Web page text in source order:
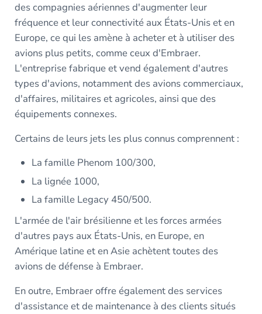
des compagnies aériennes d'augmenter leur
fréquence et leur connectivité aux États-Unis et en
Europe, ce qui les amène à acheter et à utiliser des
avions plus petits, comme ceux d'Embraer.
L'entreprise fabrique et vend également d'autres
types d'avions, notamment des avions commerciaux,
d'affaires, militaires et agricoles, ainsi que des
équipements connexes.
Certains de leurs jets les plus connus comprennent :
La famille Phenom 100/300,
La lignée 1000,
La famille Legacy 450/500.
L'armée de l'air brésilienne et les forces armées
d'autres pays aux États-Unis, en Europe, en
Amérique latine et en Asie achètent toutes des
avions de défense à Embraer.
En outre, Embraer offre également des services
d'assistance et de maintenance à des clients situés